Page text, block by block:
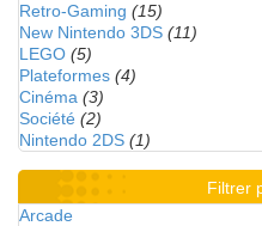
Retro-Gaming (15)
New Nintendo 3DS (11)
LEGO (5)
Plateformes (4)
Cinéma (3)
Société (2)
Nintendo 2DS (1)
Filtrer
Arcade